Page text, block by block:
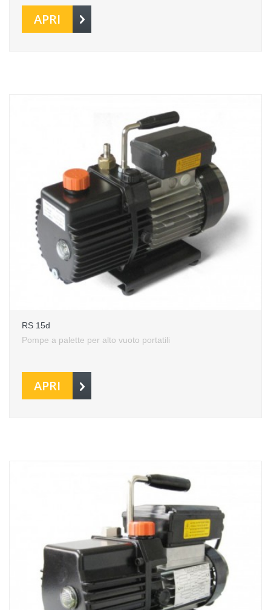
APRI
RS 15d
Pompe a palette per alto vuoto portatili
APRI